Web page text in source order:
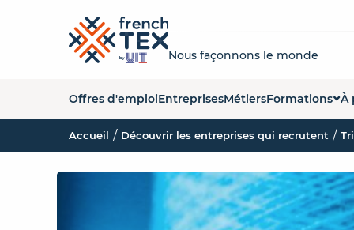
Nous façonnons le monde
Offres d'emploiEntreprisesMétiersFormations
Liste des
Carte des
Organismes
À
Accueil Découvrir les entreprises qui recrutent